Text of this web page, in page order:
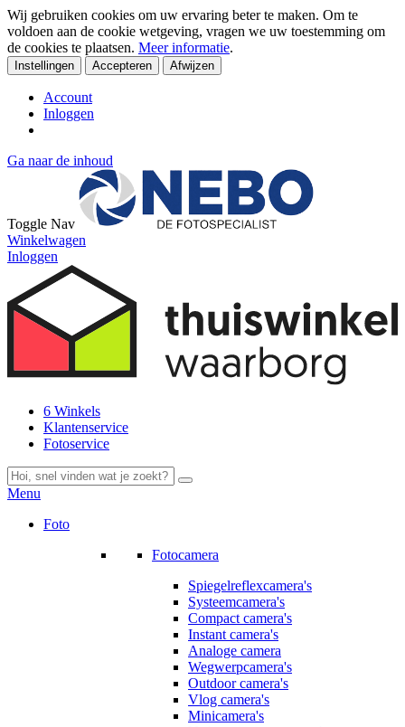
Wij gebruiken cookies om uw ervaring beter te maken. Om te
voldoen aan de cookie wetgeving, vragen we uw toestemming om
de cookies te plaatsen. Meer informatie.
Instellingen Accepteren Afwijzen
Account
Inloggen
Ga naar de inhoud
Toggle Nav
Winkelwagen
Inloggen
6 Winkels
Klantenservice
Fotoservice
Menu
Foto
Fotocamera
Spiegelreflexcamera's
Systeemcamera's
Compact camera's
Instant camera's
Analoge camera
Wegwerpcamera's
Outdoor camera's
Vlog camera's
Minicamera's